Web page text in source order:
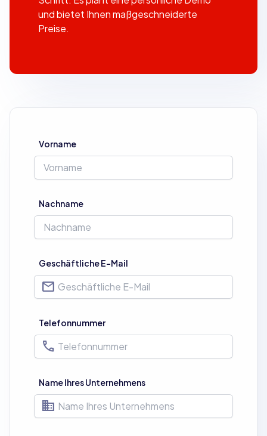
und bietet Ihnen maßgeschneiderte
Preise.
Vorname
Nachname
Geschäftliche E-Mail
mail
Telefonnummer
phone
Name Ihres Unternehmens
business